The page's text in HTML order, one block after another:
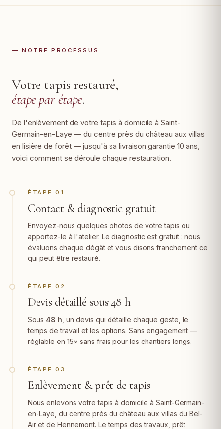
— NOTRE PROCESSUS
Votre tapis restauré,
étape par étape.
De l'enlèvement de votre tapis à domicile à Saint-
Germain-en-Laye — du centre près du château aux villas
en lisière de forêt — jusqu'à sa livraison garantie 10 ans,
voici comment se déroule chaque restauration.
ÉTAPE 01
Contact & diagnostic gratuit
Envoyez-nous quelques photos de votre tapis ou
apportez-le à l'atelier. Le diagnostic est gratuit : nous
évaluons chaque dégât et vous disons franchement ce
qui peut être restauré.
ÉTAPE 02
Devis détaillé sous 48 h
Sous 48 h , un devis qui détaille chaque geste, le
temps de travail et les options. Sans engagement —
réglable en 15× sans frais pour les chantiers longs.
ÉTAPE 03
Enlèvement & prêt de tapis
Nous enlevons votre tapis à domicile à Saint-Germain-
en-Laye, du centre près du château aux villas du Bel-
Air et de Hennemont. Le temps des travaux, prêt